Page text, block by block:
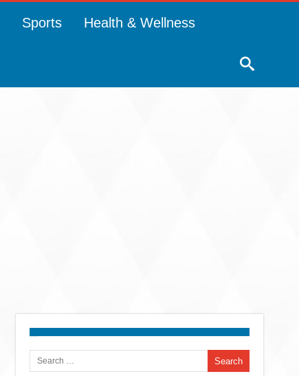
Sports Health & Wellness
Search for: